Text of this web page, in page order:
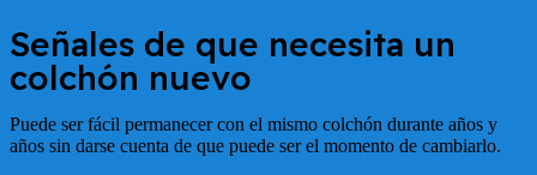
Señales de que necesita un
colchón nuevo
Puede ser fácil permanecer con el mismo colchón durante años y
años sin darse cuenta de que puede ser el momento de cambiarlo.